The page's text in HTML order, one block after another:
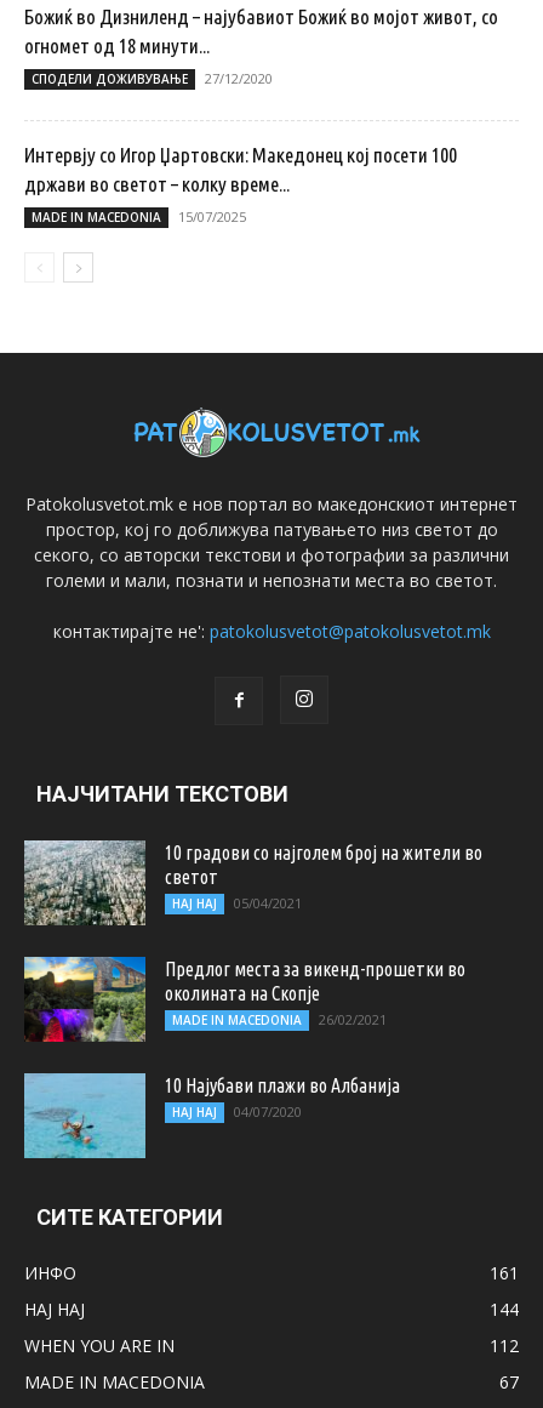
Божиќ во Дизниленд – најубавиот Божиќ во мојот живот, со
огномет од 18 минути...
СПОДЕЛИ ДОЖИВУВАЊЕ 27/12/2020
Интервју со Игор Џартовски: Македонец кој посети 100
држави во светот – колку време...
MADE IN MACEDONIA 15/07/2025
Patokolusvetot.mk е нов портал во македонскиот интернет
простор, кој го доближува патувањето низ светот до
секого, со авторски текстови и фотографии за различни
големи и мали, познати и непознати места во светот.
контактирајте не': patokolusvetot@patokolusvetot.mk
НАЈЧИТАНИ ТЕКСТОВИ
10 градови со најголем број на жители во
светот
НАЈ НАЈ 05/04/2021
Предлог места за викенд-прошетки во
околината на Скопје
MADE IN MACEDONIA 26/02/2021
10 Најубави плажи во Албанија
НАЈ НАЈ 04/07/2020
СИТЕ КАТЕГОРИИ
ИНФО
161
НАЈ НАЈ
144
WHEN YOU ARE IN
112
MADE IN MACEDONIA
67